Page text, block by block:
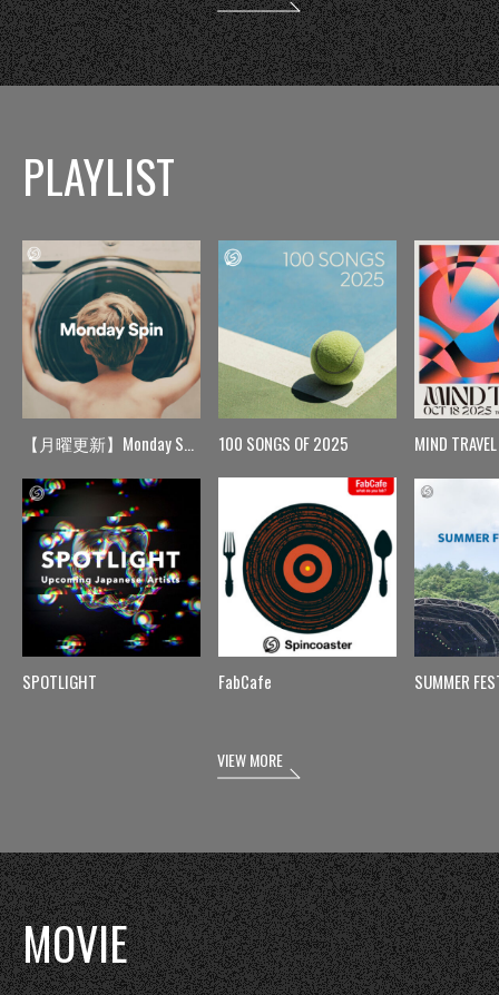
PLAYLIST
【月曜更新】Monday Spin
SPOTLIGHT
100 SONGS OF 2025
FabCafe
MIND TRAVEL
SUMMER
VIEW MORE
MOVIE